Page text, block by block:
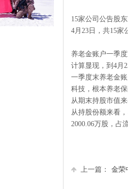
15家公司公告股
4月23日，共15家
养老金账户一季
计算显现，到4月
一季度末养老金
科技，根本养老
从期末持股市值
从持股份额来看
2000.06万股，占
上一篇： 金荣